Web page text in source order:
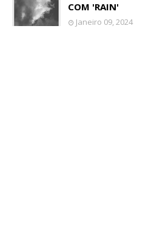
COM 'RAIN'
Janeiro 09, 2024